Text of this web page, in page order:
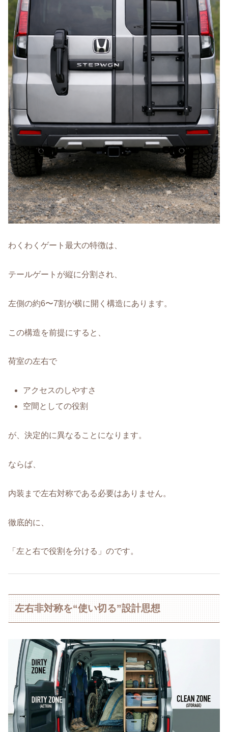
わくわくゲート最大の特徴は、
テールゲートが縦に分割され、
左側の約6〜7割が横に開く構造にあります。
この構造を前提にすると、
荷室の左右で
アクセスのしやすさ
空間としての役割
が、決定的に異なることになります。
ならば、
内装まで左右対称である必要はありません。
徹底的に、
「左と右で役割を分ける」のです。
左右非対称を“使い切る”設計思想